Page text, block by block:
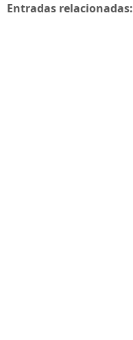
Entradas relacionadas: